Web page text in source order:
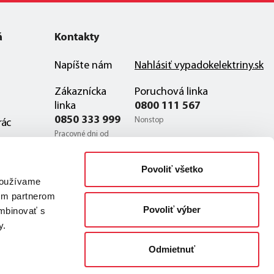
partnerom
s
Povoliť všetko
Povoliť výber
Odmietnuť
Kontakty
Napíšte nám
Zákaznícka
linka
0850 333 999
Pracovné dni od
zo zahraničia
Nahlásiť vypadokelektriny.sk
Poruchová linka
0800 111 567
Nonstop